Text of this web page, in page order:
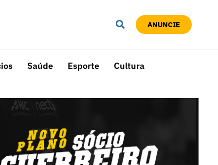
ANUNCIE
Saúde Esporte Cultura